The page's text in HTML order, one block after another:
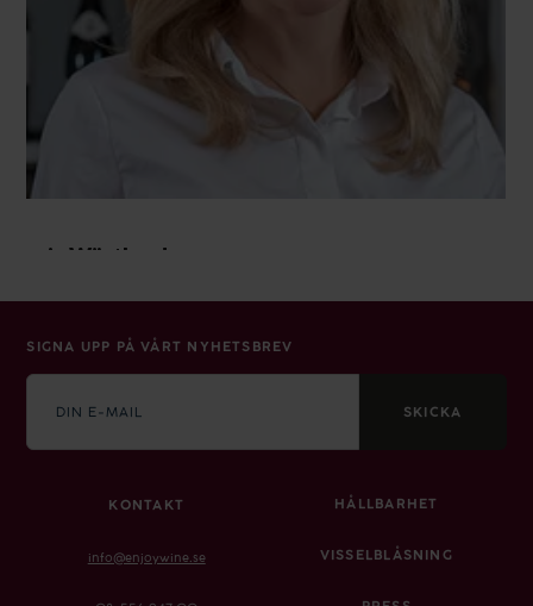
SIGNA UPP PÅ VÅRT NYHETSBREV
mail SKICKA
KONTAKT
info@enjoywine.se
HÅLLBARHET
VISSELBLÅSNING